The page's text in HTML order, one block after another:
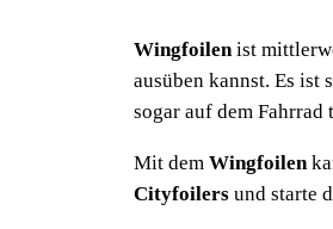
Wingfoilenist
ausüben kannst. Es ist
sogar auf dem Fahrrad
Mit dem Wingfoilen
Cityfoilers und starte